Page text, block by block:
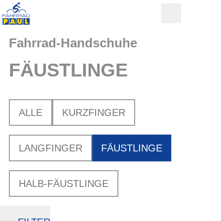
Fahrrad-Handschuhe
FÄUSTLINGE
ALLE KURZFINGER
LANGFINGER FÄUSTLINGE
HALB-FÄUSTLINGE